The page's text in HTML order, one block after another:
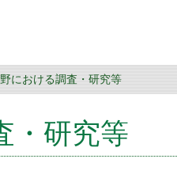
における調査・研究等
・研究等